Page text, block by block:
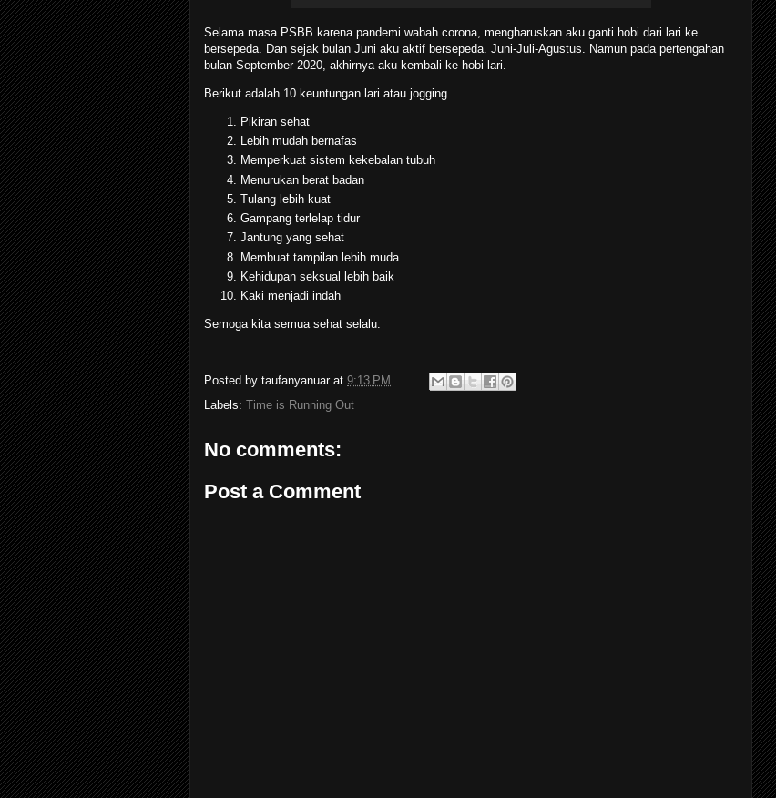
Selama masa PSBB karena pandemi wabah corona, mengharuskan aku ganti hobi dari lari ke
bersepeda. Dan sejak bulan Juni aku aktif bersepeda. Juni-Juli-Agustus. Namun pada pertengahan
bulan September 2020, akhirnya aku kembali ke hobi lari.
Berikut adalah 10 keuntungan lari atau jogging
Pikiran sehat
Lebih mudah bernafas
Memperkuat sistem kekebalan tubuh
Menurukan berat badan
Tulang lebih kuat
Gampang terlelap tidur
Jantung yang sehat
Membuat tampilan lebih muda
Kehidupan seksual lebih baik
Kaki menjadi indah
Semoga kita semua sehat selalu.
Posted by taufanyanuar at 9:13 PM
Labels: Time is Running Out
No comments:
Post a Comment